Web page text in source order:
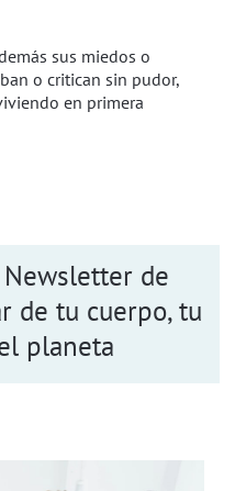
sus miedos o
o critican sin pudor,
en primera
de
de tu cuerpo, tu
planeta